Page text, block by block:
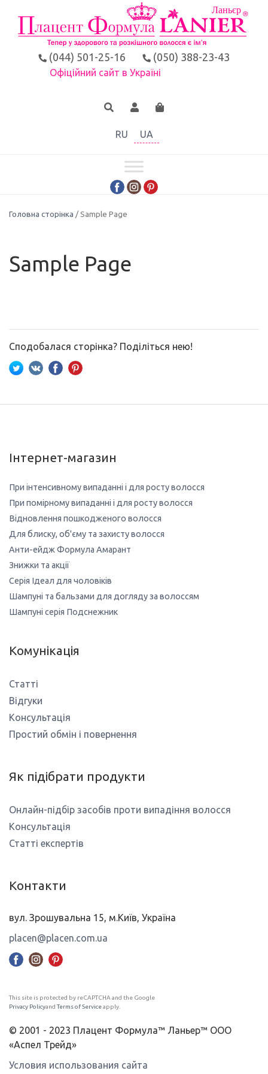
(044) 501-25-16 (050) 388-23-43
Офіційний сайт в Україні
RU UA
Головна сторінка / Sample Page
Sample Page
Сподобалася сторінка? Поділіться нею!
Інтернет-магазин
При інтенсивному випаданні і для росту волосся
При помірному випаданні і для росту волосся
Відновлення пошкодженого волосся
Для блиску, об'єму та захисту волосся
Анти-ейдж Формула Амарант
Знижки та акції
Серія Ідеал для чоловіків
Шампуні та бальзами для догляду за волоссям
Шампуні серія Подснежник
Комунікація
Статті
Відгуки
Консультація
Простий обмін і повернення
Як підібрати продукти
Онлайн-підбір засобів проти випадіння волосся
Консультація
Статті експертів
Контакти
вул. Зрошувальна 15, м.Київ, Україна
placen@placen.com.ua
This site is protected by reCAPTCHA and the Google
Privacy Policyand Terms of Serviceapply.
© 2001 - 2023 Плацент Формула™ Ланьер™ ООО
«Аспел Трейд»
Условия использования сайта